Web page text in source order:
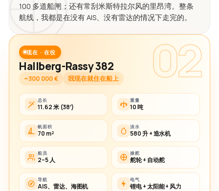
100 多道船闸；还有常刮米斯特拉尔风的里昂湾。整条
航线，我都是在没有 AIS、没有雷达的情况下走完的。
02
现在 · 在役
Hallberg-Rassy 382
~300 000 € 我现在就住在船上
总长
11.62 米 (38′)
重量
10 吨
帆面积
70 m²
淡水
580 升 + 造水机
船员
2–5 人
操舵
舵轮 + 自动舵
导航
AIS、雷达、海图机
电气
锂电 + 太阳能 + 风力